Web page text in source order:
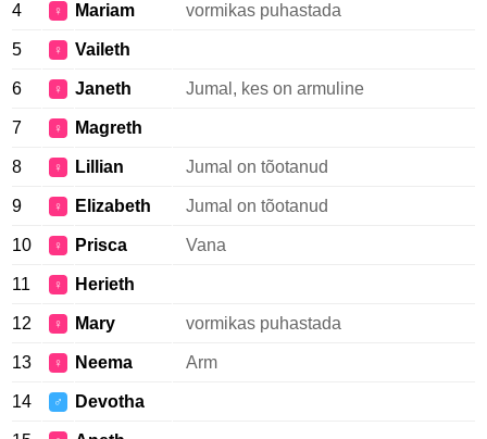
4 ♀ Mariam vormikas puhastada
5 ♀ Vaileth
6 ♀ Janeth Jumal, kes on armuline
7 ♀ Magreth
8 ♀ Lillian Jumal on tõotanud
9 ♀ Elizabeth Jumal on tõotanud
10 ♀ Prisca Vana
11 ♀ Herieth
12 ♀ Mary vormikas puhastada
13 ♀ Neema Arm
14 ♂ Devotha